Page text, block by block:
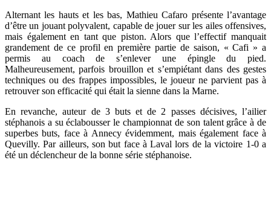
Alternant les hauts et les bas, Mathieu Cafaro présente l’avantage
d’être un jouant polyvalent, capable de jouer sur les ailes offensives,
mais également en tant que piston. Alors que l’effectif manquait
grandement de ce profil en première partie de saison, « Cafi » a
permis au coach de s’enlever une épingle du pied.
Malheureusement, parfois brouillon et s’empiétant dans des gestes
techniques ou des frappes impossibles, le joueur ne parvient pas à
retrouver son efficacité qui était la sienne dans la Marne.
En revanche, auteur de 3 buts et de 2 passes décisives, l’ailier
stéphanois a su éclabousser le championnat de son talent grâce à de
superbes buts, face à Annecy évidemment, mais également face à
Quevilly. Par ailleurs, son but face à Laval lors de la victoire 1-0 a
été un déclencheur de la bonne série stéphanoise.